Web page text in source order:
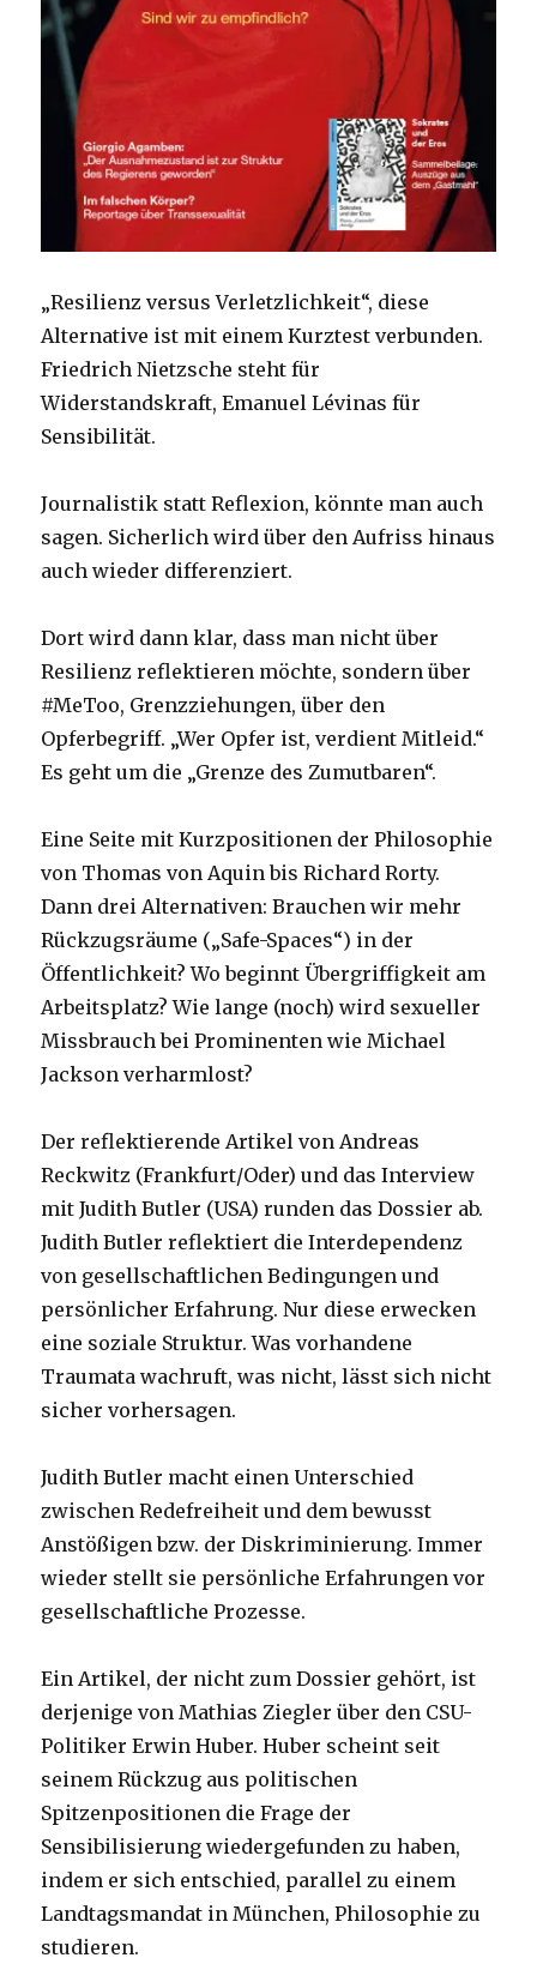
„Resilienz versus Verletzlichkeit“, diese
Alternative ist mit einem Kurztest verbunden.
Friedrich Nietzsche steht für
Widerstandskraft, Emanuel Lévinas für
Sensibilität.
Journalistik statt Reflexion, könnte man auch
sagen. Sicherlich wird über den Aufriss hinaus
auch wieder differenziert.
Dort wird dann klar, dass man nicht über
Resilienz reflektieren möchte, sondern über
#MeToo, Grenzziehungen, über den
Opferbegriff. „Wer Opfer ist, verdient Mitleid.“
Es geht um die „Grenze des Zumutbaren“.
Eine Seite mit Kurzpositionen der Philosophie
von Thomas von Aquin bis Richard Rorty.
Dann drei Alternativen: Brauchen wir mehr
Rückzugsräume („Safe-Spaces“) in der
Öffentlichkeit? Wo beginnt Übergriffigkeit am
Arbeitsplatz? Wie lange (noch) wird sexueller
Missbrauch bei Prominenten wie Michael
Jackson verharmlost?
Der reflektierende Artikel von Andreas
Reckwitz (Frankfurt/Oder) und das Interview
mit Judith Butler (USA) runden das Dossier ab.
Judith Butler reflektiert die Interdependenz
von gesellschaftlichen Bedingungen und
persönlicher Erfahrung. Nur diese erwecken
eine soziale Struktur. Was vorhandene
Traumata wachruft, was nicht, lässt sich nicht
sicher vorhersagen.
Judith Butler macht einen Unterschied
zwischen Redefreiheit und dem bewusst
Anstößigen bzw. der Diskriminierung. Immer
wieder stellt sie persönliche Erfahrungen vor
gesellschaftliche Prozesse.
Ein Artikel, der nicht zum Dossier gehört, ist
derjenige von Mathias Ziegler über den CSU-
Politiker Erwin Huber. Huber scheint seit
seinem Rückzug aus politischen
Spitzenpositionen die Frage der
Sensibilisierung wiedergefunden zu haben,
indem er sich entschied, parallel zu einem
Landtagsmandat in München, Philosophie zu
studieren.